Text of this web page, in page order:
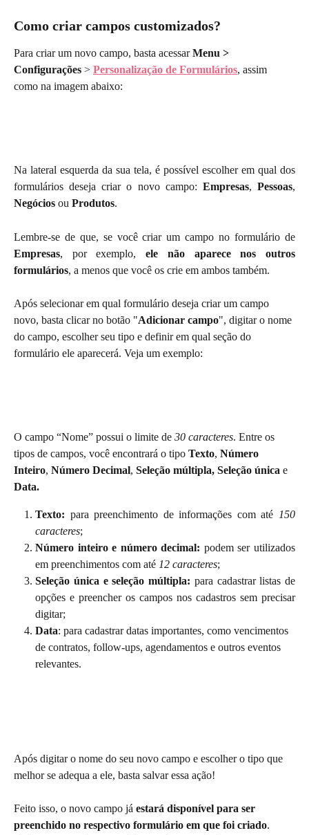
Como criar campos customizados?
Para criar um novo campo, basta acessar Menu >
Configurações > Personalização de Formulários, assim
como na imagem abaixo:
Na lateral esquerda da sua tela, é possível escolher em qual dos
formulários deseja criar o novo campo: Empresas,Pessoas,
Negócios ou Produtos.
Lembre-se de que, se você criar um campo no formulário de
Empresas, por exemplo,ele não aparece nos outros
formulários, a menos que você os crie em ambos também.
Após selecionar em qual formulário deseja criar um campo
novo, basta clicar no botão "Adicionar campo", digitar o nome
do campo, escolher seu tipo e definir em qual seção do
formulário ele aparecerá. Veja um exemplo:
O campo “Nome” possui o limite de 30 caracteres. Entre os
tipos de campos, você encontrará o tipo Texto, Número
Inteiro, Número Decimal, Seleção múltipla, Seleção única e
Data.
Texto: para preenchimento de informações com até 150
caracteres;
Número inteiro e número decimal: podem ser utilizados
em preenchimentos com até 12 caracteres;
Seleção única e seleção múltipla: para cadastrar listas de
opções e preencher os campos nos cadastros sem precisar
digitar;
Data: para cadastrar datas importantes, como vencimentos
de contratos, follow-ups, agendamentos e outros eventos
relevantes.
Após digitar o nome do seu novo campo e escolher o tipo que
melhor se adequa a ele, basta salvar essa ação!
Feito isso, o novo campo já estará disponível para ser
preenchido no respectivo formulário em que foi criado.